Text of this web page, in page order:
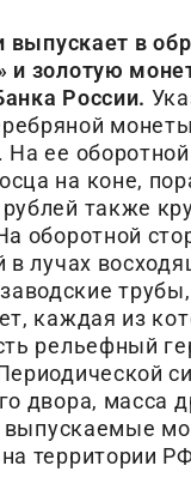
выпускает в
и золотую
России.
ее
на коне,
также
оборотной
в лучах
каждая из
рельефный
двора, масса
выпускаемые
территории